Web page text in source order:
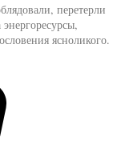
перетерли
ясноликого.